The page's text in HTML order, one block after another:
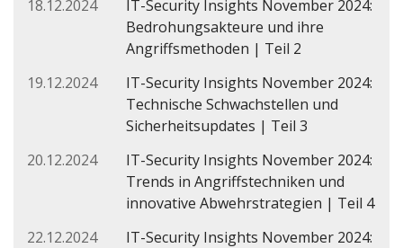
IT-Security Insights November 2024:
Bedrohungsakteure und ihre
Angriffsmethoden | Teil 2
18.12.2024
IT-Security Insights November 2024:
Technische Schwachstellen und
Sicherheitsupdates | Teil 3
19.12.2024
IT-Security Insights November 2024:
Trends in Angriffstechniken und
innovative Abwehrstrategien | Teil 4
20.12.2024
IT-Security Insights November 2024:
22.12.2024